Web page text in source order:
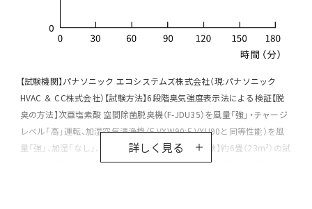
【試験機関】パナソニック エコシステムズ株式会社（現:パナソニック
HVAC ＆ CC株式会社）【試験方法】6段階臭気強度表示法による検証【脱
臭の方法】次亜塩素酸 空間除菌脱臭機（F-JDU35）を風量「強」・チャージ
レベル「高」運転、加湿空気清浄機（F-VXW90:F-VXU90と同等性能）を風
量「強」、加湿「なし」、気流「ニオイ」運転で実施【対象】約6畳（23m³）の試
験空間の発生し続ける空間臭【臭気成分】擬似ペット臭【試験結果】約120
詳しく見る